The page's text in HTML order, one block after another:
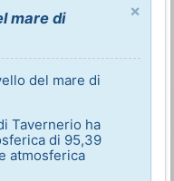
×
mare di
del mare di
Tavernerio ha
di 95,39
atmosferica